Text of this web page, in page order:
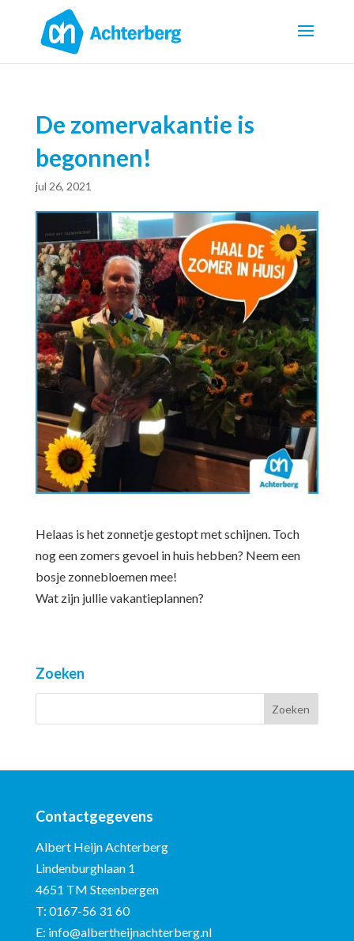
De zomervakantie is
begonnen!
jul 26, 2021
Helaas is het zonnetje gestopt met schijnen. Toch
nog een zomers gevoel in huis hebben? Neem een
bosje zonnebloemen mee!
Wat zijn jullie vakantieplannen?
Zoeken
Contactgegevens
Albert Heijn Achterberg
Lindenburghlaan 1
4651 TM Steenbergen
T: 0167-56 31 60
E: info@albertheijnachterberg.nl